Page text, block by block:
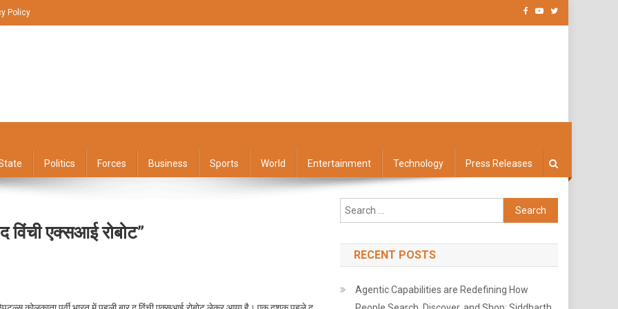
Policy
Politics Forces Business Sports World Entertainment Technology Press Releases
विंची एक्सआई रोबोट”
Search
for:
RECENT POSTS
Agentic Capabilities are Redefining How